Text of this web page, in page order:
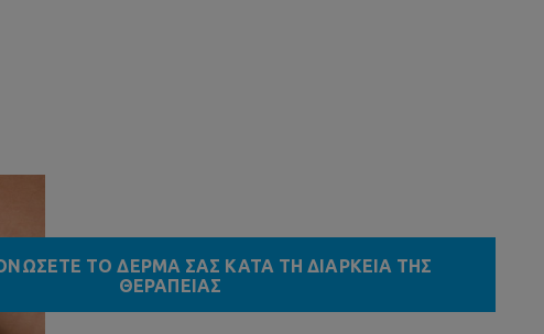
ΤΟ ΔΕΡΜΑ ΣΑΣ ΚΑΤΑ ΤΗ ΔΙΑΡΚΕΙΑ ΤΗΣ
ΘΕΡΑΠΕΙΑΣ